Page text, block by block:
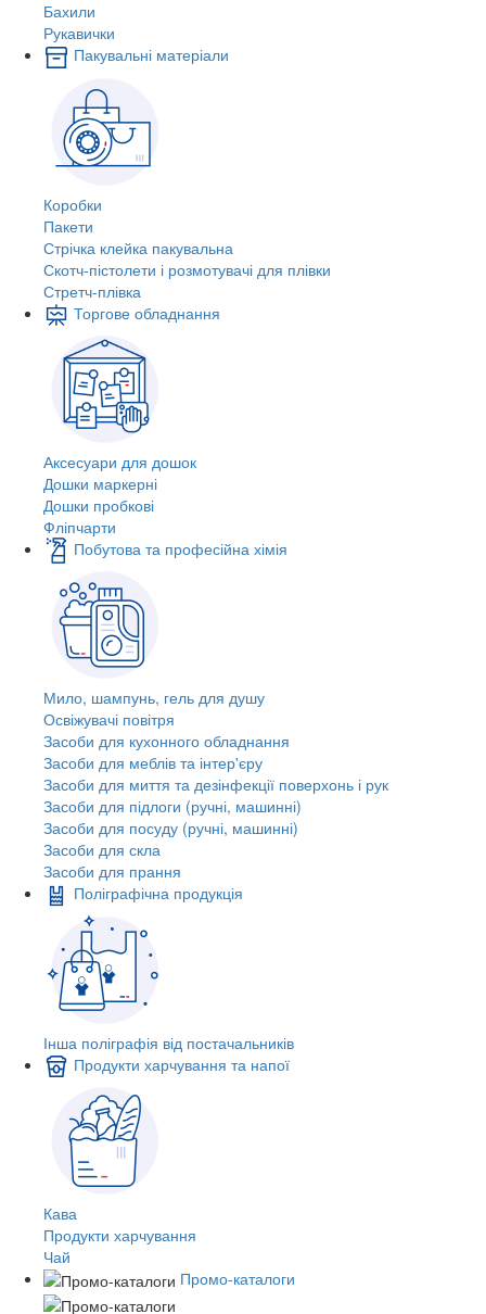
Бахили
Рукавички
Пакувальні матеріали
Коробки
Пакети
Стрічка клейка пакувальна
Скотч-пістолети і розмотувачі для плівки
Стретч-плівка
Торгове обладнання
Аксесуари для дошок
Дошки маркерні
Дошки пробкові
Фліпчарти
Побутова та професійна хімія
Мило, шампунь, гель для душу
Освіжувачі повітря
Засоби для кухонного обладнання
Засоби для меблів та інтер'єру
Засоби для миття та дезінфекції поверхонь і рук
Засоби для підлоги (ручні, машинні)
Засоби для посуду (ручні, машинні)
Засоби для скла
Засоби для прання
Поліграфічна продукція
Інша поліграфія від постачальників
Продукти харчування та напої
Кава
Продукти харчування
Чай
Промо-каталоги